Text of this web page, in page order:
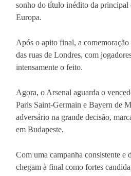
sonho do título inédito da principal
Europa.
Após o apito final, a
das ruas de Londres, com
intensamente o feito.
Agora, o Arsenal aguarda o
Paris Saint-Germain e Bayern de
adversário na grande decisão,
em Budapeste.
Com uma campanha consistente e
chegam à final como fortes